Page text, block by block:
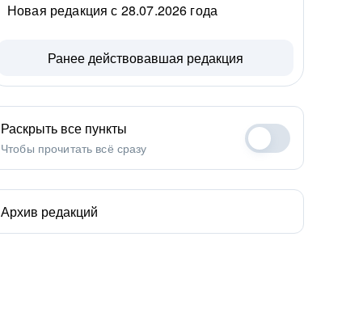
Новая редакция с 28.07.2026 года
Ранее действовавшая редакция
Раскрыть все пункты
Чтобы прочитать всё сразу
Архив редакций